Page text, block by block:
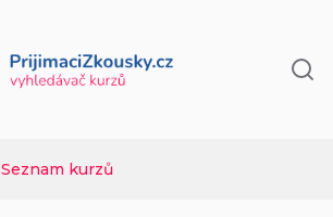
Seznam kurzů